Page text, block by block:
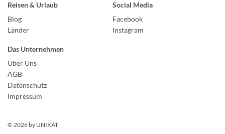
Reisen & Urlaub
Blog
Länder
Social Media
Facebook
Instagram
Das Unternehmen
Über Uns
AGB
Datenschutz
Impressum
© 2026 by UNIKAT